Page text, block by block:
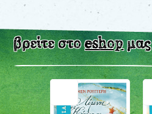
βρείτε στοeshopμας